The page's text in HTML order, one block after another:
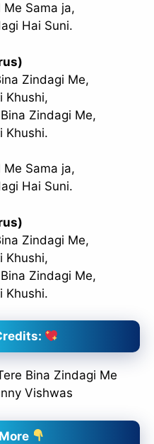
Me Sama ja,
Hai Suni.
Zindagi Me,
Khushi,
Zindagi Me,
Khushi.
Me Sama ja,
Hai Suni.
Zindagi Me,
Khushi,
Zindagi Me,
Khushi.
Bina Zindagi Me
Vishwas